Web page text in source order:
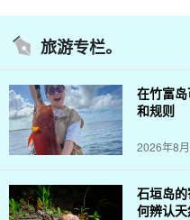
石垣岛/夜]星
开始时间: 面议
所要时间：约 2
旅游专栏。
在竹富
和规则
2026年8
石垣岛
何辨认